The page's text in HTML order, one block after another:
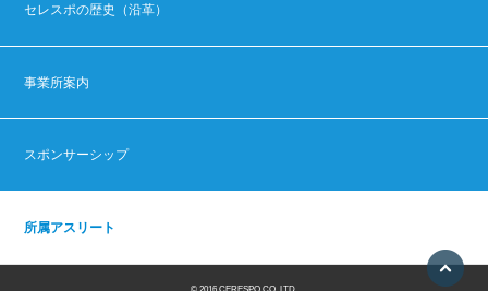
セレスポの歴史（沿革）
事業所案内
スポンサーシップ
所属アスリート